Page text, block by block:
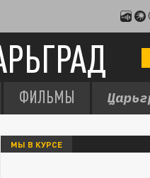
ФИЛЬМЫ
МЫ В КУРСЕ